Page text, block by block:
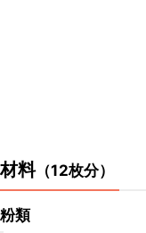
材料（12枚分）
粉類